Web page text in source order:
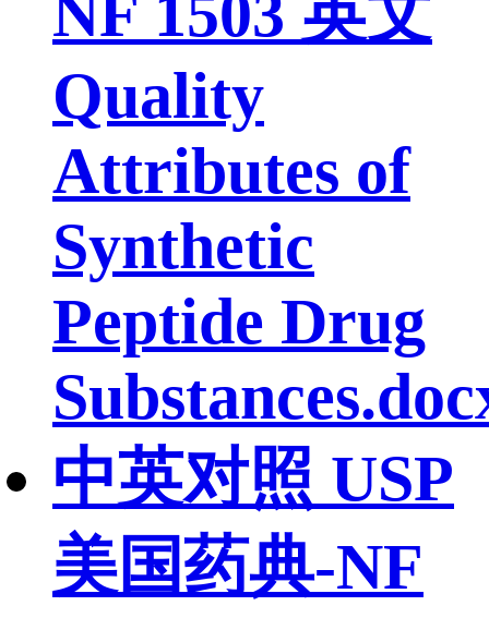
Quality
Attributes of
Synthetic
Peptide Drug
中英对照 USP
美国药典-NF